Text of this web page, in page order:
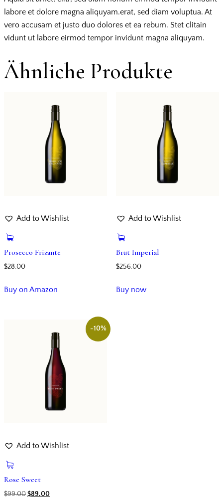
labore et dolore magna aliquyam.erat, sed diam voluptua. At
vero accusam et justo duo dolores et ea rebum. Stet clitain
vidunt ut labore eirmod tempor invidunt magna aliquyam.
Ähnliche Produkte
Add to Wishlist
Prosecco Frizante
$28.00
Buy on Amazon
Add to Wishlist
Brut Imperial
$256.00
Buy now
-10%
Add to Wishlist
Rose Sweet
$99.00Ursprünglicher
$89.00Aktueller